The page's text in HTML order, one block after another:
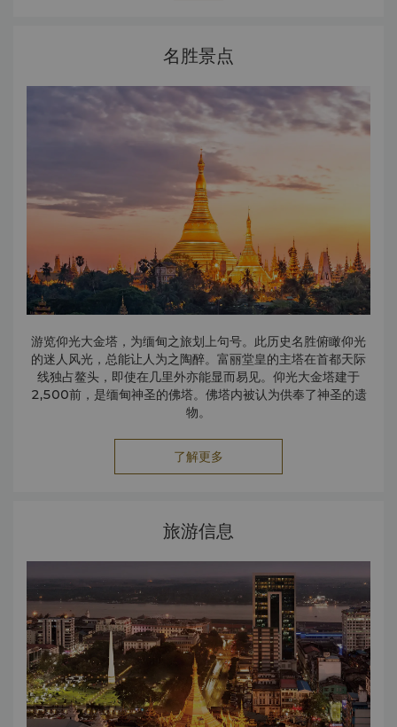
名胜景点
游览仰光大金塔，为缅甸之旅划上句号。此历史名胜俯瞰仰光
的迷人风光，总能让人为之陶醉。富丽堂皇的主塔在首都天际
线独占鳌头，即使在几里外亦能显而易见。仰光大金塔建于
2,500前，是缅甸神圣的佛塔。佛塔内被认为供奉了神圣的遗
物。
了解更多
旅游信息